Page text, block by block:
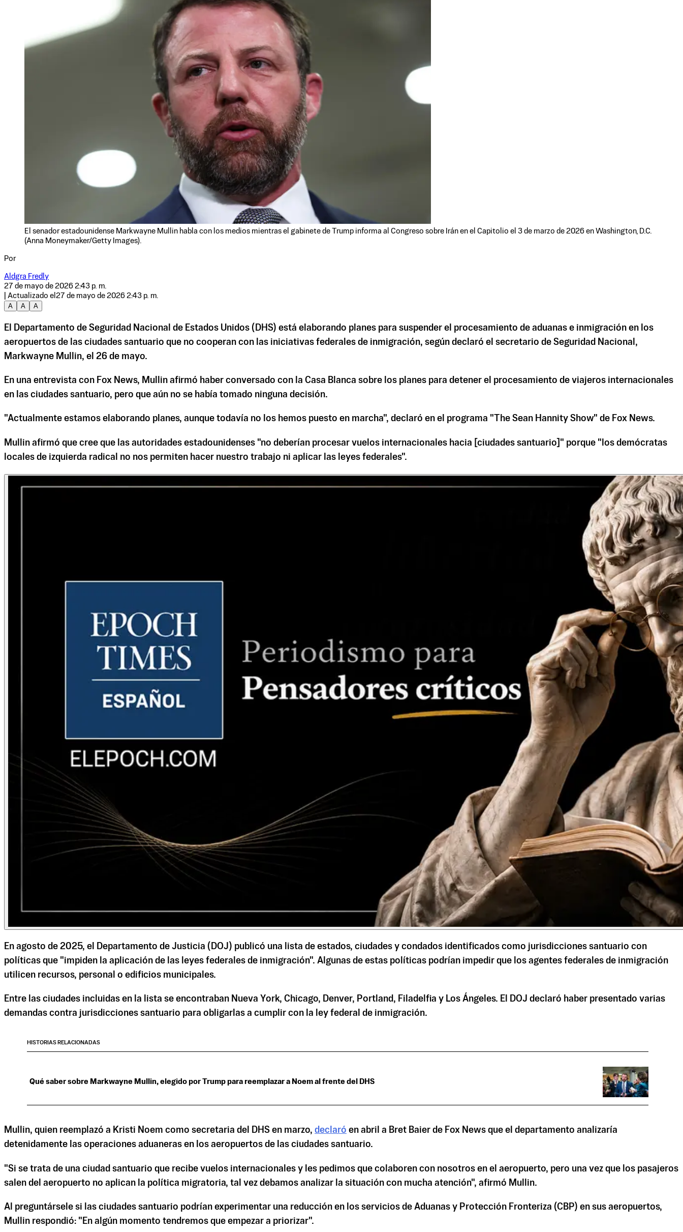
El senador estadounidense Markwayne Mullin habla con los medios mientras el gabinete de Trump informa al Congreso sobre Irán en el Capitolio el 3 de marzo de 2026 en Washington, D.C.
(Anna Moneymaker/Getty Images).
Por
Aldgra Fredly
27 de mayo de 2026 2:43 p. m.
| Actualizado el 27 de mayo de 2026 2:43 p. m.
A
A A
El Departamento de Seguridad Nacional de Estados Unidos (DHS) está elaborando planes para suspender el procesamiento de aduanas e inmigración en los
aeropuertos de las ciudades santuario que no cooperan con las iniciativas federales de inmigración, según declaró el secretario de Seguridad Nacional,
Markwayne Mullin, el 26 de mayo.
En una entrevista con Fox News, Mullin afirmó haber conversado con la Casa Blanca sobre los planes para detener el procesamiento de viajeros internacionales
en las ciudades santuario, pero que aún no se había tomado ninguna decisión.
"Actualmente estamos elaborando planes, aunque todavía no los hemos puesto en marcha", declaró en el programa "The Sean Hannity Show" de Fox News.
Mullin afirmó que cree que las autoridades estadounidenses "no deberían procesar vuelos internacionales hacia [ciudades santuario]" ​​porque "los demócratas
locales de izquierda radical no nos permiten hacer nuestro trabajo ni aplicar las leyes federales".
En agosto de 2025, el Departamento de Justicia (DOJ) publicó una lista de estados, ciudades y condados identificados como jurisdicciones santuario con
políticas que "impiden la aplicación de las leyes federales de inmigración". Algunas de estas políticas podrían impedir que los agentes federales de inmigración
utilicen recursos, personal o edificios municipales.
Entre las ciudades incluidas en la lista se encontraban Nueva York, Chicago, Denver, Portland, Filadelfia y Los Ángeles. El DOJ declaró haber presentado varias
demandas contra jurisdicciones santuario para obligarlas a cumplir con la ley federal de inmigración.
HISTORIAS RELACIONADAS
Qué saber sobre Markwayne Mullin, elegido por Trump para reemplazar a Noem al frente del DHS
Mullin, quien reemplazó a Kristi Noem como secretaria del DHS en marzo, declaró en abril a Bret Baier de Fox News que el departamento analizaría
detenidamente las operaciones aduaneras en los aeropuertos de las ciudades santuario.
"Si se trata de una ciudad santuario que recibe vuelos internacionales y les pedimos que colaboren con nosotros en el aeropuerto, pero una vez que los pasajeros
salen del aeropuerto no aplican la política migratoria, tal vez debamos analizar la situación con mucha atención", afirmó Mullin.
Al preguntársele si las ciudades santuario podrían experimentar una reducción en los servicios de Aduanas y Protección Fronteriza (CBP) en sus aeropuertos,
Mullin respondió: "En algún momento tendremos que empezar a priorizar".